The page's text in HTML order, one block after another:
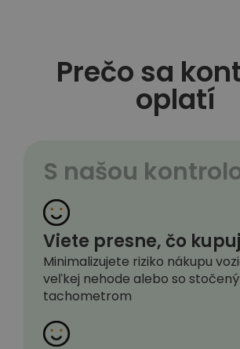
Prečo sa
oplatí
S našou
Viete presne, čo
Minimalizujete riziko nákupu
veľkej nehode alebo so
tachometrom